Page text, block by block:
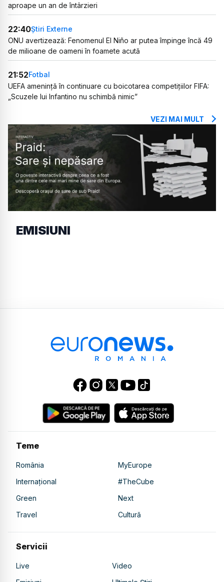
aproape un an de întârzieri
22:40Știri Externe
ONU avertizează: Fenomenul El Niño ar putea împinge încă 49
de milioane de oameni în foamete acută
21:52Fotbal
UEFA amenință în continuare cu boicotarea competițiilor FIFA:
„Scuzele lui Infantino nu schimbă nimic”
VEZI MAI MULT
EMISIUNI
Teme
România
MyEurope
Internațional
#TheCube
Green
Next
Travel
Cultură
Servicii
Live
Video